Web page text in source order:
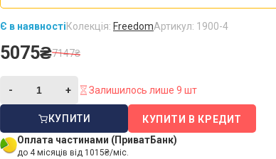
Є в наявностіКолекція: FreedomАртикул: 1900-4
5075₴7147₴
Залишилось лише 9 шт
КУПИТИ
Оплата частинами (ПриватБанк)
до 4 місяців від 1015₴/міс.
КУПИТИ В КРЕДИТ